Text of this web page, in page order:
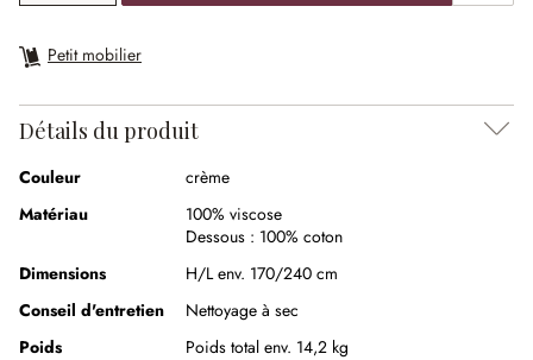
Petit mobilier
Détails du produit
Couleur
crème
Matériau
100% viscose
Dessous : 100% coton
Dimensions
H/L env. 170/240 cm
Conseil d'entretien
Nettoyage à sec
Poids
Poids total env. 14,2 kg